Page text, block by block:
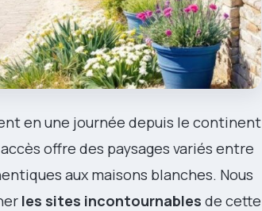
en une journée depuis le continent
offre des paysages variés entre
aux maisons blanches. Nous
les sites incontournables de cette